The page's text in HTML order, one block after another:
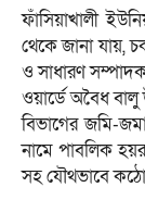
ফাঁসিয়াখালী
থেকে জানা যায়,
ও সাধারণ
ওয়ার্ডে অবৈধ
বিভাগের জমি-
নামে পাবলিক
সহ যৌথভাবে